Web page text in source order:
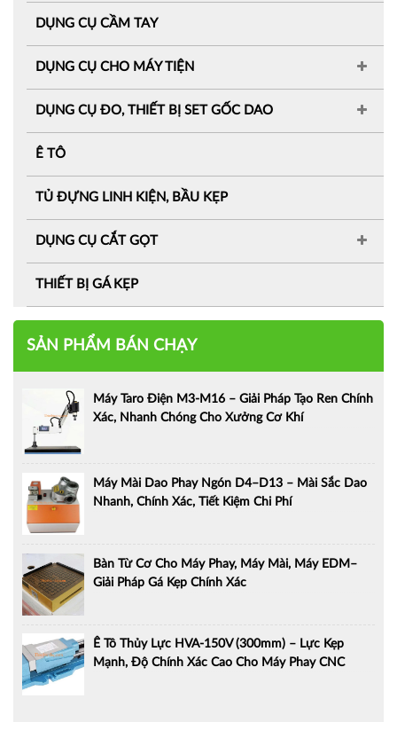
DỤNG CỤ CẦM TAY
DỤNG CỤ CHO MÁY TIỆN
DỤNG CỤ ĐO, THIẾT BỊ SET GỐC DAO
Ê TÔ
TỦ ĐỰNG LINH KIỆN, BẦU KẸP
DỤNG CỤ CẮT GỌT
THIẾT BỊ GÁ KẸP
SẢN PHẨM BÁN CHẠY
Máy Taro Điện M3-M16 – Giải Pháp Tạo Ren Chính
Xác, Nhanh Chóng Cho Xưởng Cơ Khí
Máy Mài Dao Phay Ngón D4–D13 – Mài Sắc Dao
Nhanh, Chính Xác, Tiết Kiệm Chi Phí
Bàn Từ Cơ Cho Máy Phay, Máy Mài, Máy EDM–
Giải Pháp Gá Kẹp Chính Xác
Ê Tô Thủy Lực HVA-150V (300mm) – Lực Kẹp
Mạnh, Độ Chính Xác Cao Cho Máy Phay CNC